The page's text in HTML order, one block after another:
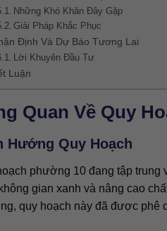
Những Khó Khăn Đây Gặp
Giải Pháp Khắc Phục
Định Và Dự Báo Tương Lai
Lời Khuyên Đầu Tư
Luận
Quan Về Quy
Hướng Quy Hoạch
phường 10 đang tập trung
gian xanh và nâng cao
quy hoạch này đã được phê